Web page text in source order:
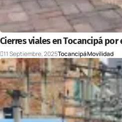
Cierres viales en Tocancipá
11 Septiembre, 2025TocancipáMovilidad